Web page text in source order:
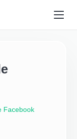
Facebook